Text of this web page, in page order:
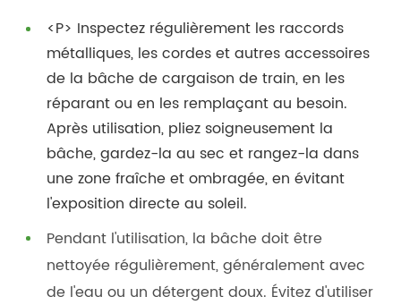
<P> Inspectez régulièrement les raccords
métalliques, les cordes et autres accessoires
de la bâche de cargaison de train, en les
réparant ou en les remplaçant au besoin.
Après utilisation, pliez soigneusement la
bâche, gardez-la au sec et rangez-la dans
une zone fraîche et ombragée, en évitant
l'exposition directe au soleil.
Pendant l'utilisation, la bâche doit être
nettoyée régulièrement, généralement avec
de l'eau ou un détergent doux. Évitez d'utiliser